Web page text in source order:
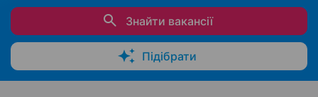
Знайти вакансії
Підібрати